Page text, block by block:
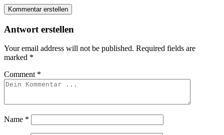
Kommentar erstellen
Antwort erstellen
Your email address will not be published. Required fields are
marked *
Comment *
Name *